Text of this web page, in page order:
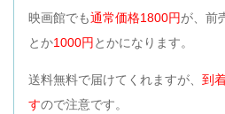
映画館でも通常価格1800円が、前
とか1000円 とかになります。
送料無料で届けてくれますが、 到
すので注意です。